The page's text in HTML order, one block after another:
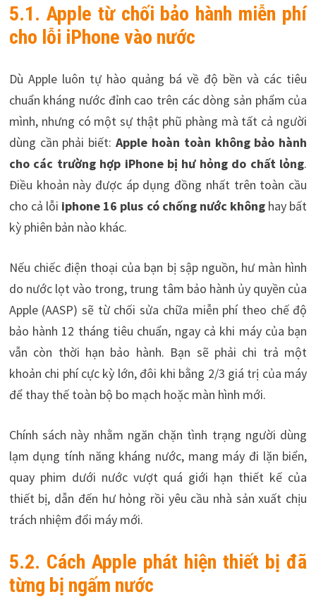
5.1. Apple từ chối bảo hành miễn phí
cho lỗi iPhone vào nước
Dù Apple luôn tự hào quảng bá về độ bền và các tiêu
chuẩn kháng nước đỉnh cao trên các dòng sản phẩm của
mình, nhưng có một sự thật phũ phàng mà tất cả người
dùng cần phải biết:Apple hoàn toàn không bảo hành
cho các trường hợp iPhone bị hư hỏng do chất lỏng.
Điều khoản này được áp dụng đồng nhất trên toàn cầu
cho cả lỗi iphone 16 plus có chống nước khônghay bất
kỳ phiên bản nào khác.
Nếu chiếc điện thoại của bạn bị sập nguồn, hư màn hình
do nước lọt vào trong, trung tâm bảo hành ủy quyền của
Apple (AASP) sẽ từ chối sửa chữa miễn phí theo chế độ
bảo hành 12 tháng tiêu chuẩn, ngay cả khi máy của bạn
vẫn còn thời hạn bảo hành. Bạn sẽ phải chi trả một
khoản chi phí cực kỳ lớn, đôi khi bằng 2/3 giá trị của máy
để thay thế toàn bộ bo mạch hoặc màn hình mới.
Chính sách này nhằm ngăn chặn tình trạng người dùng
lạm dụng tính năng kháng nước, mang máy đi lặn biển,
quay phim dưới nước vượt quá giới hạn thiết kế của
thiết bị, dẫn đến hư hỏng rồi yêu cầu nhà sản xuất chịu
trách nhiệm đổi máy mới.
5.2. Cách Apple phát hiện thiết bị đã
từng bị ngấm nước